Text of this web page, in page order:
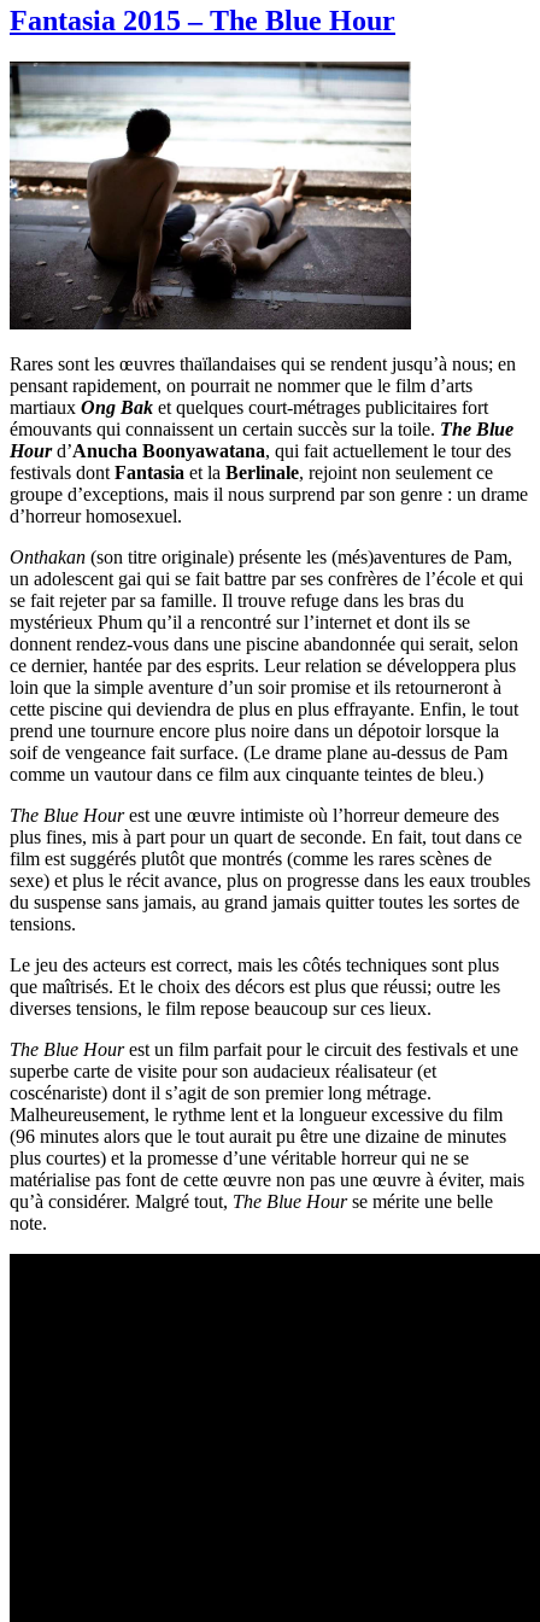
Fantasia 2015 – The Blue Hour
Rares sont les œuvres thaïlandaises qui se rendent jusqu’à nous; en
pensant rapidement, on pourrait ne nommer que le film d’arts
martiaux Ong Bak et quelques court-métrages publicitaires fort
émouvants qui connaissent un certain succès sur la toile. The Blue
Hourd’Anucha Boonyawatana, qui fait actuellement le tour des
festivals dont Fantasia et la Berlinale, rejoint non seulement ce
groupe d’exceptions, mais il nous surprend par son genre : un drame
d’horreur homosexuel.
Onthakan (son titre originale) présente les (més)aventures de Pam,
un adolescent gai qui se fait battre par ses confrères de l’école et qui
se fait rejeter par sa famille. Il trouve refuge dans les bras du
mystérieux Phum qu’il a rencontré sur l’internet et dont ils se
donnent rendez-vous dans une piscine abandonnée qui serait, selon
ce dernier, hantée par des esprits. Leur relation se développera plus
loin que la simple aventure d’un soir promise et ils retourneront à
cette piscine qui deviendra de plus en plus effrayante. Enfin, le tout
prend une tournure encore plus noire dans un dépotoir lorsque la
soif de vengeance fait surface. (Le drame plane au-dessus de Pam
comme un vautour dans ce film aux cinquante teintes de bleu.)
The Blue Hourest une œuvre intimiste où l’horreur demeure des
plus fines, mis à part pour un quart de seconde. En fait, tout dans ce
film est suggérés plutôt que montrés (comme les rares scènes de
sexe) et plus le récit avance, plus on progresse dans les eaux troubles
du suspense sans jamais, au grand jamais quitter toutes les sortes de
tensions.
Le jeu des acteurs est correct, mais les côtés techniques sont plus
que maîtrisés. Et le choix des décors est plus que réussi; outre les
diverses tensions, le film repose beaucoup sur ces lieux.
The Blue Hourest un film parfait pour le circuit des festivals et une
superbe carte de visite pour son audacieux réalisateur (et
coscénariste) dont il s’agit de son premier long métrage.
Malheureusement, le rythme lent et la longueur excessive du film
(96 minutes alors que le tout aurait pu être une dizaine de minutes
plus courtes) et la promesse d’une véritable horreur qui ne se
matérialise pas font de cette œuvre non pas une œuvre à éviter, mais
qu’à considérer. Malgré tout, The Blue Hourse mérite une belle
note.